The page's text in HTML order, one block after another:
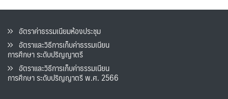
อัตราค่าธรรมเนียมห้องประชุม
อัตราและวิธีการเก็บค่าธรรมเนียน
การศึกษา ระดับปริญญาตรี
อัตราและวิธีการเก็บค่าธรรมเนียน
การศึกษา ระดับปริญญาตรี พ.ศ. 2566